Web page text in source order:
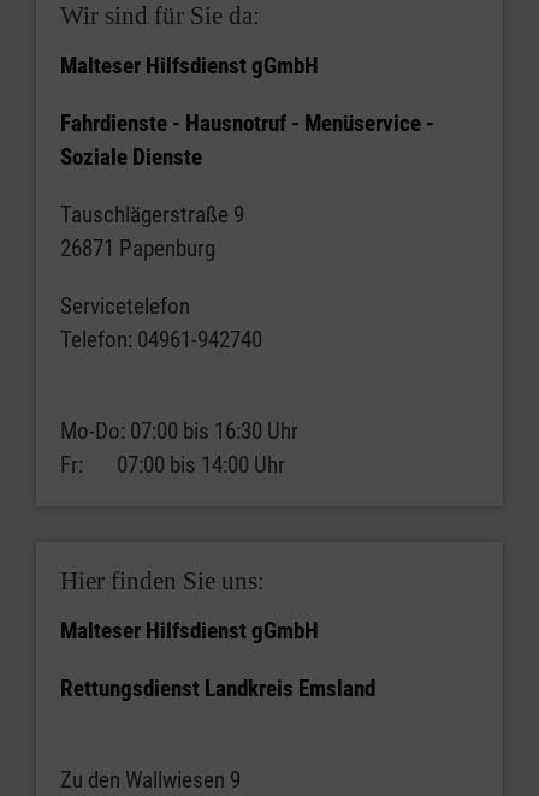
Wir sind für Sie da:
Malteser Hilfsdienst gGmbH
Fahrdienste - Hausnotruf - Menüservice -
Soziale Dienste
Tauschlägerstraße 9
26871 Papenburg
Servicetelefon
Telefon: 04961-942740
Mo-Do: 07:00 bis 16:30 Uhr
Fr: 07:00 bis 14:00 Uhr
Hier finden Sie uns:
Malteser Hilfsdienst gGmbH
Rettungsdienst Landkreis Emsland
Zu den Wallwiesen 9